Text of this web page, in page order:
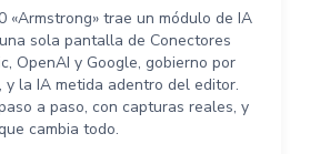
«Armstrong» trae un módulo de IA
sola pantalla de Conectores
OpenAI y Google, gobierno por
y la IA metida adentro del editor.
a paso, con capturas reales, y
cambia todo.